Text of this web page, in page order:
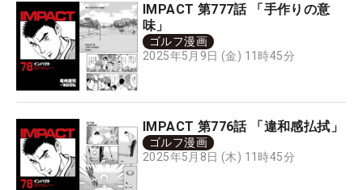
IMPACT 第777話 「手作りの意
味」
ゴルフ漫画
2025年5月9日 (金) 11時45分
IMPACT 第776話 「違和感払拭」
ゴルフ漫画
2025年5月8日 (木) 11時45分